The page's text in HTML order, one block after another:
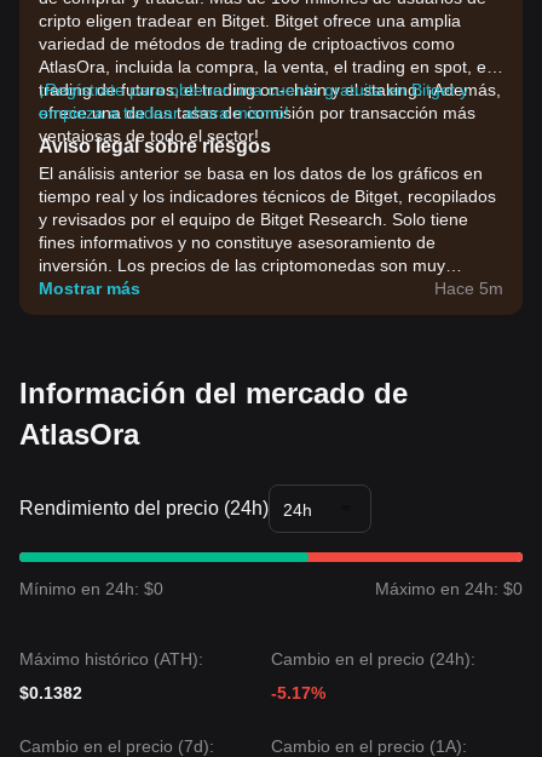
cripto eligen tradear en Bitget. Bitget ofrece una amplia
variedad de métodos de trading de criptoactivos como
AtlasOra, incluida la compra, la venta, el trading en spot, el
trading de futuros, el trading on-chain y el staking. ¡Además,
ofrece una de las tasas de comisión por transacción más
ventajosas de todo el sector!
¡Regístrate para obtener una cuenta gratuita en Bitget y
empieza a tradear ahora mismo!
Aviso legal sobre riesgos
El análisis anterior se basa en los datos de los gráficos en
tiempo real y los indicadores técnicos de Bitget, recopilados
y revisados por el equipo de Bitget Research. Solo tiene
fines informativos y no constituye asesoramiento de
inversión. Los precios de las criptomonedas son muy
volátiles. Toma tus decisiones de inversión en función de tu
tolerancia al riesgo.
Mostrar más Hace 5m
Información del mercado de
AtlasOra
Rendimiento del precio (24h) 24h
Mínimo en 24h: $0 Máximo en 24h: $0
Máximo histórico (ATH):
$0.1382
Cambio en el precio (24h):
-5.17%
Cambio en el precio (7d):
Cambio en el precio (1A):